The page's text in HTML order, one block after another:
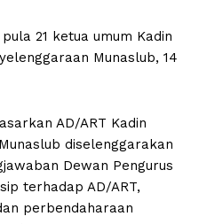
21 ketua umum Kadin
Munaslub, 14
AD/ART Kadin
diselenggarakan
Dewan Pengurus
terhadap AD/ART,
perbendaharaan